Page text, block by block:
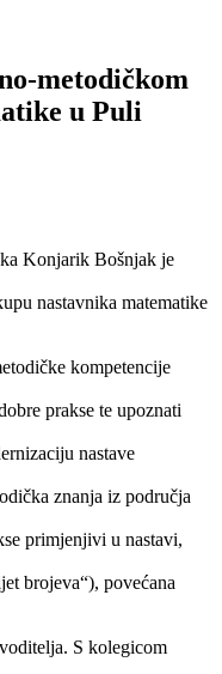
metodičkom
u Puli
Konjarik Bošnjak je
nastavnika matematike
kompetencije
prakse te upoznati
nastave
znanja iz područja
primjenjivi u nastavi,
brojeva“), povećana
S kolegicom